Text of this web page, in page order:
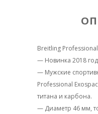
Breitling
— Новинка 2018
— Мужские
Professional
титана и карбона.
— Диаметр 46 мм,